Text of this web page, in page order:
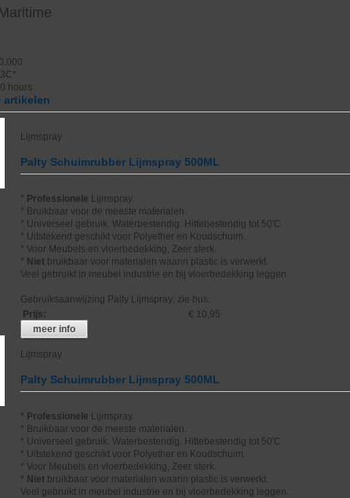
hours
artikelen
Lijmspray
Palty Schuimrubber Lijmspray 500ML
* Professionele Lijmspray.
* Bruikbaar voor de meeste materialen.
* Universeel gebruik. Waterbestendig. Hittebestendig tot 50'C
* Uitstekend geschikt voor Polyether en Koudschuim.
* Voor Meubels en vloerbedekking, Zeer sterk.
* Niet bruikbaar voor materialen waarin plastic is verwerkt.
Veel gebruikt in meubel industrie en bij vloerbedekking leggen.
Gebruiksaanwijzing Palty Lijmspray; zie bus.
Prijs:
€ 10,95
meer info
Lijmspray
Palty Schuimrubber Lijmspray 500ML
* Professionele Lijmspray.
* Bruikbaar voor de meeste materialen.
* Universeel gebruik. Waterbestendig. Hittebestendig tot 50'C
* Uitstekend geschikt voor Polyether en Koudschuim.
* Voor Meubels en vloerbedekking, Zeer sterk.
* Niet bruikbaar voor materialen waarin plastic is verwerkt.
Veel gebruikt in meubel industrie en bij vloerbedekking leggen.